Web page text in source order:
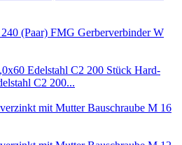
FMG Gerberverbinder W
Hard-
C2 200...
Bauschraube M 16